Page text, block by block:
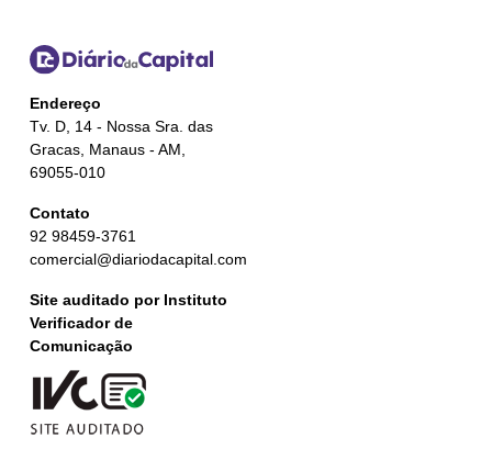
Endereço
Tv. D, 14 - Nossa Sra. das
Gracas, Manaus - AM,
69055-010
Contato
92 98459-3761
comercial@diariodacapital.com
Site auditado por Instituto
Verificador de
Comunicação